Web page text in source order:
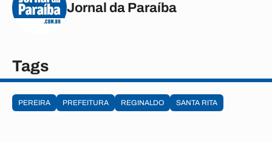
Jornal da Paraíba
Tags
PEREIRA PREFEITURA REGINALDO SANTA RITA